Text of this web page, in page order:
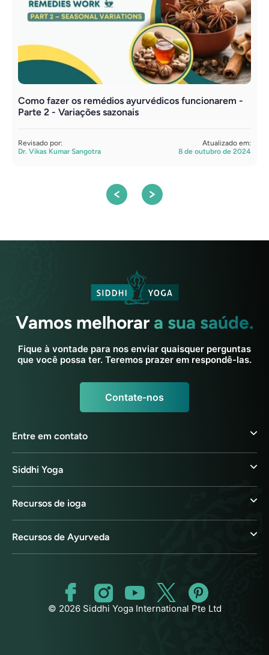
Como fazer os remédios ayurvédicos funcionarem -
Parte 2 - Variações sazonais
Revisado por:
Dr. Vikas Kumar Sangotra
Atualizado em:
8 de outubro de 2024
Vamos melhorar a sua saúde.
Fique à vontade para nos enviar quaisquer perguntas
que você possa ter. Teremos prazer em respondê-las.
Contate-nos
Entre em contato
Siddhi Yoga
Recursos de ioga
Recursos de Ayurveda
© 2026 Siddhi Yoga International Pte Ltd